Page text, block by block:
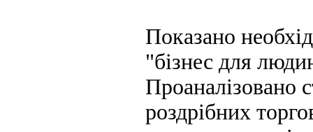
Показано
"бізнес для
Проаналізовано
роздрібних